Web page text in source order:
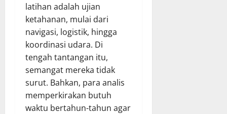
latihan adalah ujian
ketahanan, mulai dari
navigasi, logistik, hingga
koordinasi udara. Di
tengah tantangan itu,
semangat mereka tidak
surut. Bahkan, para analis
memperkirakan butuh
waktu bertahun-tahun agar